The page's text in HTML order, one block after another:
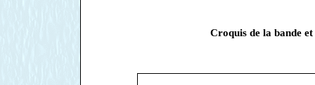
Croquis de la bande